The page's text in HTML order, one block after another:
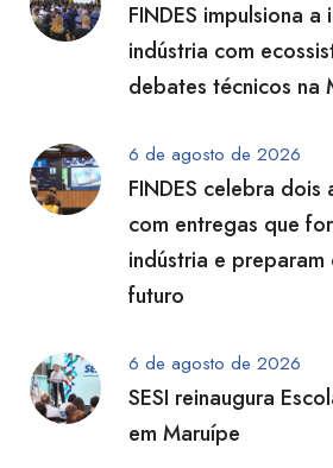
FINDES impulsiona
indústria com
debates técnicos na
6 de agosto de 2026
FINDES celebra
com entregas que
indústria e preparam
futuro
6 de agosto de 2026
SESI reinaugura
em Maruípe